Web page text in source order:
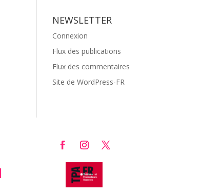
NEWSLETTER
Connexion
Flux des publications
Flux des commentaires
Site de WordPress-FR